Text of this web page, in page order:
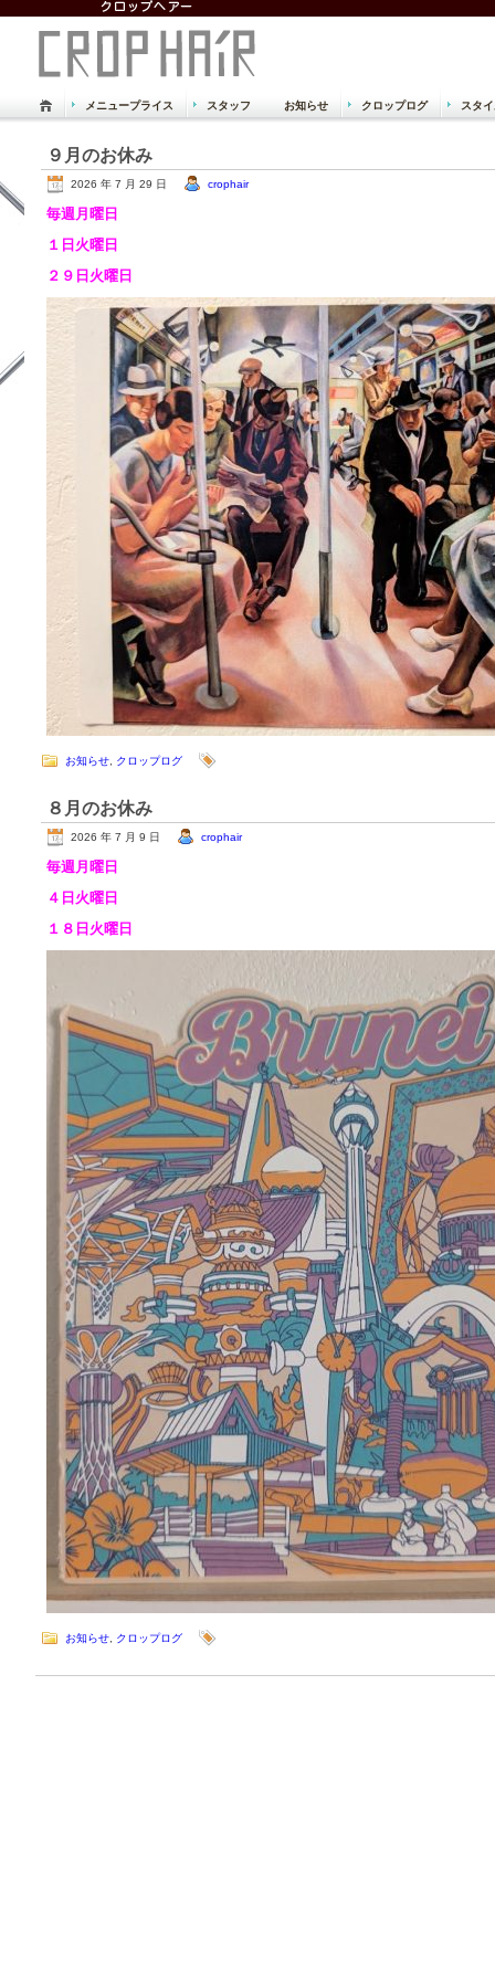
倉敷市 児島 美容室 美容院 クロ
Just another WordPress site
メニュープライス スタッフ お知らせ クロップログ スタ
９月のお休み
2026 年 7 月 29 日 crophair
毎週月曜日
１日火曜日
２９日火曜日
お知らせ クロップログ
８月のお休み
2026 年 7 月 9 日 crophair
毎週月曜日
４日火曜日
１８日火曜日
お知らせ クロップログ